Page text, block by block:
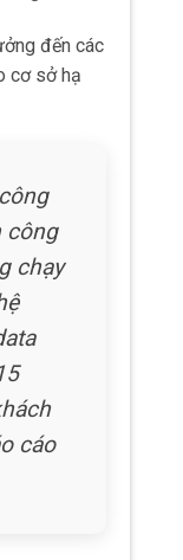
đến các
cơ sở hạ
công
chạy
cáo